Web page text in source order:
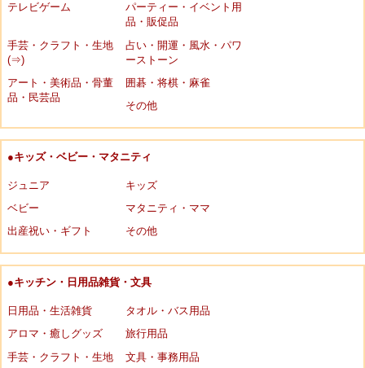
テレビゲーム
パーティー・イベント用
品・販促品
手芸・クラフト・生地
(⇒)
占い・開運・風水・パワ
ーストーン
アート・美術品・骨董
品・民芸品
囲碁・将棋・麻雀
その他
●キッズ・ベビー・マタニティ
ジュニア
キッズ
ベビー
マタニティ・ママ
出産祝い・ギフト
その他
●キッチン・日用品雑貨・文具
日用品・生活雑貨
タオル・バス用品
アロマ・癒しグッズ
旅行用品
手芸・クラフト・生地
文具・事務用品